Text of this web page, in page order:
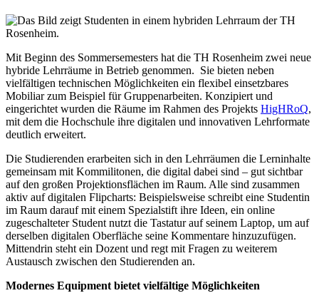
Mit Beginn des Sommersemesters hat die TH Rosenheim zwei neue
hybride Lehrräume in Betrieb genommen. Sie bieten neben
vielfältigen technischen Möglichkeiten ein flexibel einsetzbares
Mobiliar zum Beispiel für Gruppenarbeiten. Konzipiert und
eingerichtet wurden die Räume im Rahmen des Projekts HigHRoQ,
mit dem die Hochschule ihre digitalen und innovativen Lehrformate
deutlich erweitert.
Die Studierenden erarbeiten sich in den Lehrräumen die Lerninhalte
gemeinsam mit Kommilitonen, die digital dabei sind – gut sichtbar
auf den großen Projektionsflächen im Raum. Alle sind zusammen
aktiv auf digitalen Flipcharts: Beispielsweise schreibt eine Studentin
im Raum darauf mit einem Spezialstift ihre Ideen, ein online
zugeschalteter Student nutzt die Tastatur auf seinem Laptop, um auf
derselben digitalen Oberfläche seine Kommentare hinzuzufügen.
Mittendrin steht ein Dozent und regt mit Fragen zu weiterem
Austausch zwischen den Studierenden an.
Modernes Equipment bietet vielfältige Möglichkeiten